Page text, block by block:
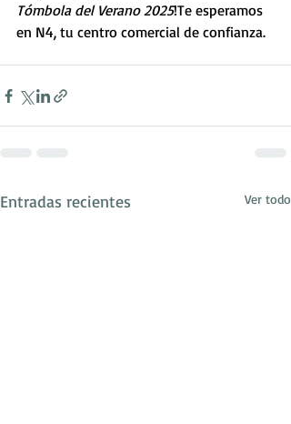
Tómbola del Verano 2025!Te esperamos
en N4, tu centro comercial de confianza.
Entradas recientes Ver todo